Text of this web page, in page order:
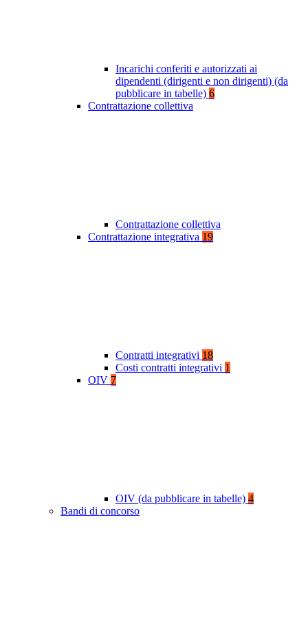
Incarichi conferiti e autorizzati ai
dipendenti (dirigenti e non dirigenti) (da
pubblicare in tabelle) 6
Contrattazione collettiva
Contrattazione collettiva
Contrattazione integrativa 19
Contratti integrativi 18
Costi contratti integrativi 1
OIV 7
OIV (da pubblicare in tabelle) 4
Bandi di concorso